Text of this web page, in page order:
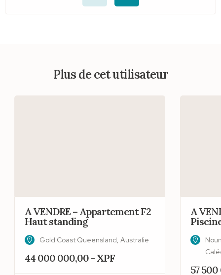
Plus de cet utilisateur
A VENDRE – Appartement F2
Haut standing
Gold Coast Queensland, Australie
44 000 000,00 - XPF
A
57